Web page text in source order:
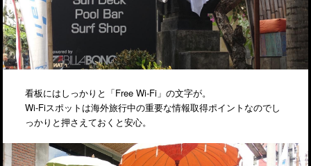
看板にはしっかりと「Free Wi-Fi」の文字が。
Wi-Fiスポットは海外旅行中の重要な情報取得ポイントなのでし
っかりと押さえておくと安心。